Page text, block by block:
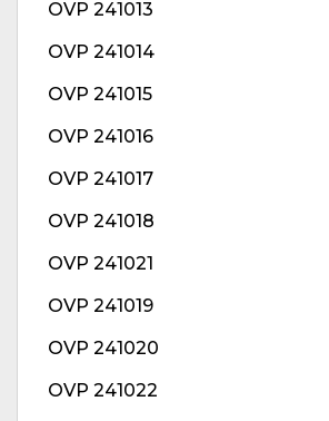
OVP 241013
OVP 241014
OVP 241015
OVP 241016
OVP 241017
OVP 241018
OVP 241021
OVP 241019
OVP 241020
OVP 241022